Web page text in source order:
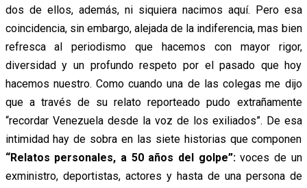
dos de ellos, además, ni siquiera nacimos aquí. Pero esa
coincidencia, sin embargo, alejada de la indiferencia, mas bien
refresca al periodismo que hacemos con mayor rigor,
diversidad y un profundo respeto por el pasado que hoy
hacemos nuestro. Como cuando una de las colegas me dijo
que a través de su relato reporteado pudo extrañamente
“recordar Venezuela desde la voz de los exiliados”. De esa
intimidad hay de sobra en las siete historias que componen
“Relatos personales, a 50 años del golpe”:voces de un
exministro, deportistas, actores y hasta de una persona de